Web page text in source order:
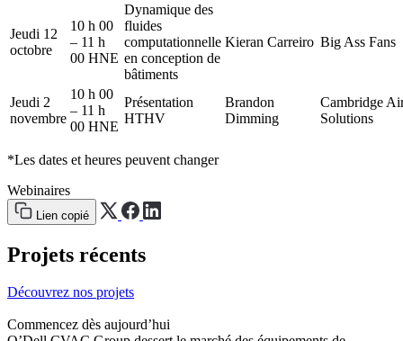
Jeudi 12
octobre
10 h 00
– 11 h
00 HNE
Dynamique des
fluides
computationnelle
en conception de
bâtiments
Kieran Carreiro Big Ass Fans
Jeudi 2
novembre
10 h 00
– 11 h
00 HNE
Présentation
HTHV
Brandon
Dimming
Cambridge
Solutions
*Les dates et heures peuvent changer
Webinaires
Lien copié
Projets récents
Découvrez nos projets
Commencez dès aujourd’hui